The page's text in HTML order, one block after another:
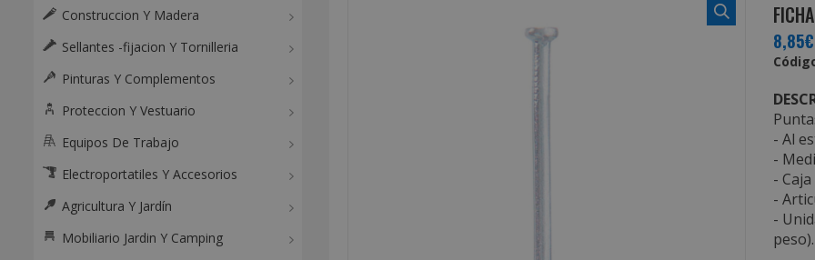
8,85€
- Al
-
-
-
-
peso).
Construccion Y Madera
Sellantes -fijacion Y Tornilleria
Pinturas Y Complementos
Proteccion Y Vestuario
Equipos De Trabajo
Electroportatiles Y Accesorios
Agricultura Y Jardín
Mobiliario Jardin Y Camping